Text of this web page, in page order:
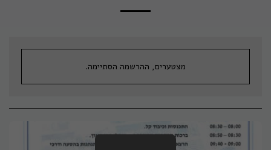
מצטערים, ההרשמה הסתיימה.